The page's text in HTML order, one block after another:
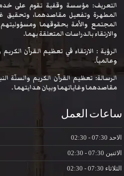
التعريف: مؤسسة وقفية تقوم على خدمة
المطهرة وتفعيل مقاصدهما، وتحقيق
المجتمع والأمة بحقوقهما
والارتقاء بالدراسات المتعلقة بهما.
الرؤية : الارتقاء في تعظيم القرآن
وعالمياً.
الرسالة: تعظيم القرآن الكريم والسنّة
مقاصدهما وغاياتهما وبيان هدايتهما .
ساعات العمل
الاحد
الاثنين
الثلاثاء